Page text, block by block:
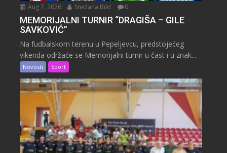
Aug 7, 2026 Snežana Bilić 0
MEMORIJALNI TURNIR “DRAGIŠA – GILE
SAVKOVIĆ”
Na fudbalskom terenu u Pepeljevcu, predstojećeg
vikenda održaće se Memorijalni turnir u čast i u znak...
Novosti Sport